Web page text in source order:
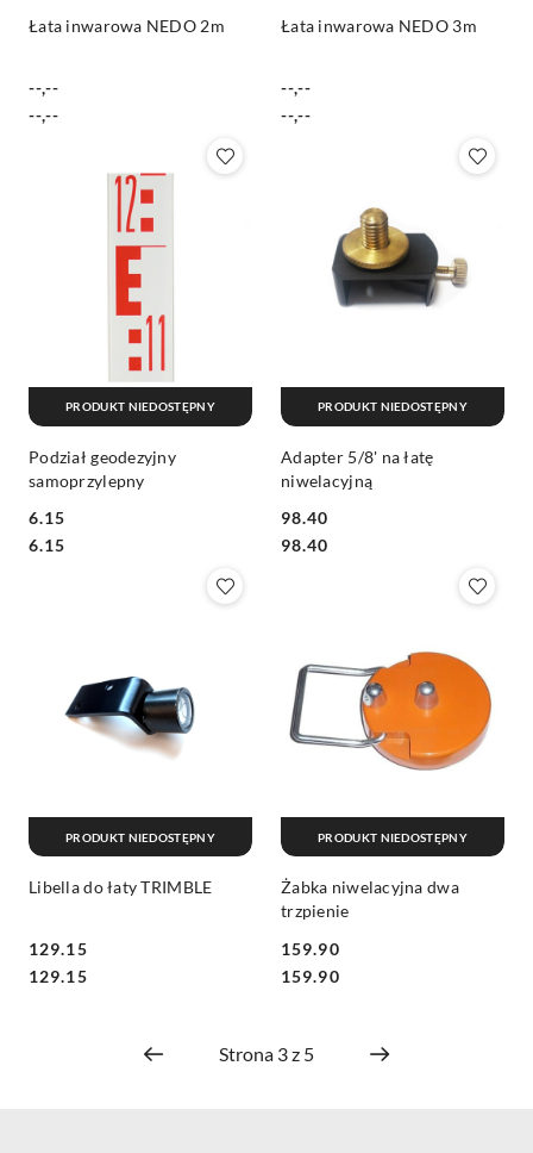
Łata inwarowa NEDO 2m
Cena:
--,--
Cena:
--,--
Łata inwarowa NEDO 3m
Cena:
--,--
Cena:
--,--
Podział geodezyjny
samoprzylepny
Cena:
6.15
Cena:
6.15
PRODUKT NIEDOSTĘPNY
Adapter 5/8' na łatę
niwelacyjną
Cena:
98.40
Cena:
98.40
PRODUKT NIEDOSTĘPNY
Libella do łaty TRIMBLE
Cena:
129.15
Cena:
129.15
PRODUKT NIEDOSTĘPNY
Żabka niwelacyjna dwa
trzpienie
Cena:
159.90
Cena:
159.90
PRODUKT NIEDOSTĘPNY